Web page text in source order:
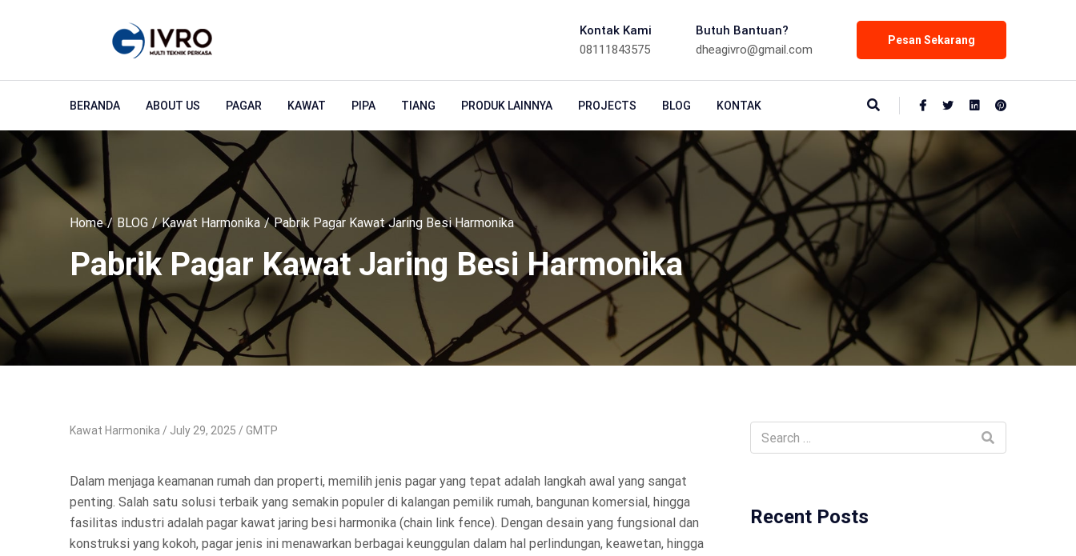
Pesan Sekarang
Kontak Kami
08111843575
Butuh Bantuan?
dheagivro@gmail.com
BERANDA ABOUT US PAGAR KAWAT PIPA TIANG PRODUK LAINNYA PROJECTS BLOG KONTAK
Home BLOG Kawat Harmonika Pabrik Pagar Kawat Jaring Besi Harmonika
Pabrik Pagar Kawat Jaring Besi Harmonika
Kawat Harmonika July 29, 2025 GMTP
Dalam menjaga keamanan rumah dan properti, memilih jenis pagar yang tepat adalah langkah awal yang sangat
penting. Salah satu solusi terbaik yang semakin populer di kalangan pemilik rumah, bangunan komersial, hingga
fasilitas industri adalah pagar kawat jaring besi harmonika (chain link fence). Dengan desain yang fungsional dan
konstruksi yang kokoh, pagar jenis ini menawarkan berbagai keunggulan dalam hal perlindungan, keawetan, hingga
Recent Posts